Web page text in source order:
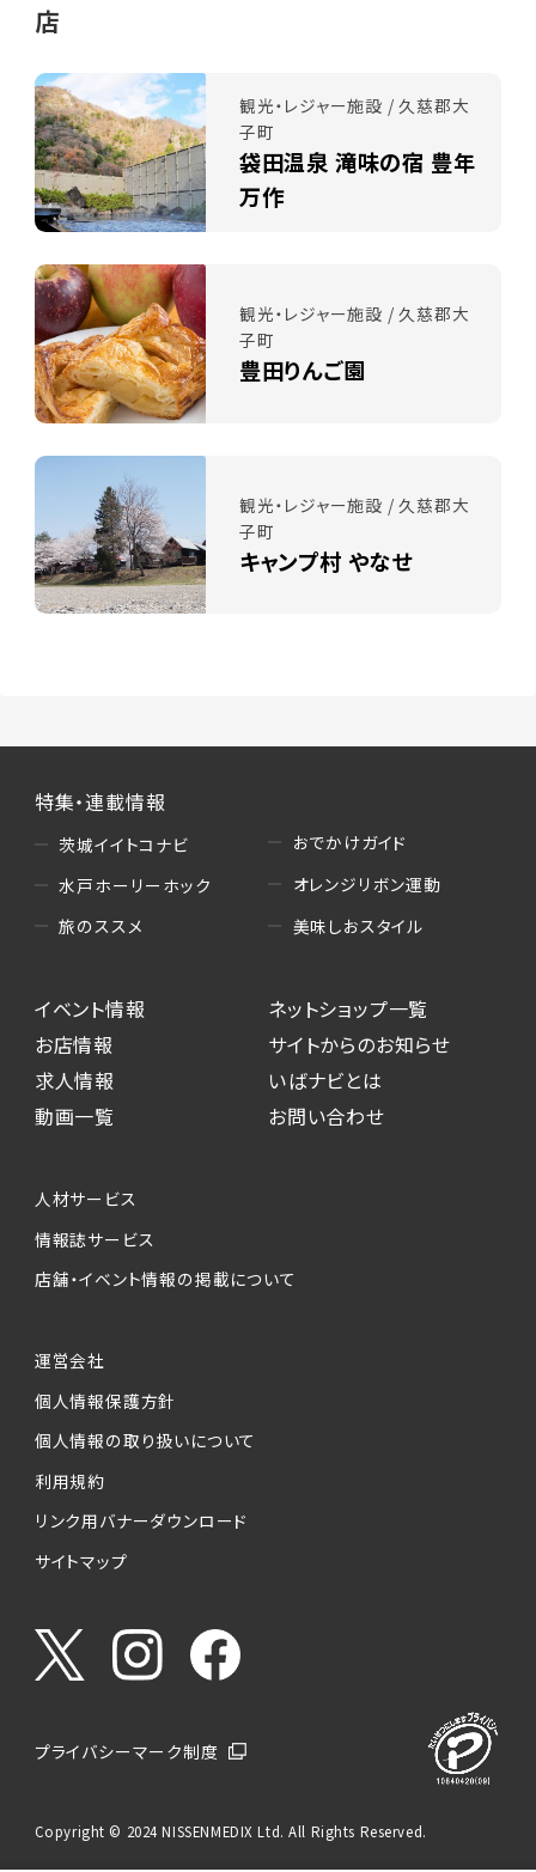
店
観光・レジャー施設 / 久慈郡大
子町
袋田温泉 滝味の宿 豊年
万作
観光・レジャー施設 / 久慈郡大
子町
豊田りんご園
観光・レジャー施設 / 久慈郡大
子町
キャンプ村 やなせ
特集・連載情報
茨城イイトコナビ
水戸ホーリーホック
旅のススメ
おでかけガイド
オレンジリボン運動
美味しおスタイル
イベント情報
お店情報
求人情報
動画一覧
ネットショップ一覧
サイトからのお知らせ
いばナビとは
お問い合わせ
人材サービス
情報誌サービス
店舗・イベント情報の掲載について
運営会社
個人情報保護方針
個人情報の取り扱いについて
利用規約
リンク用バナーダウンロード
サイトマップ
プライバシーマーク制度
Copyright © 2024 NISSENMEDIX Ltd. All Rights Reserved.